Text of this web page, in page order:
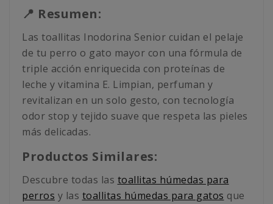
📍 Resumen:
Las toallitas Inodorina Senior cuidan el pelaje
de tu perro o gato mayor con una fórmula de
triple acción enriquecida con proteínas de
leche y vitamina E. Limpian, perfuman y
revitalizan en un solo gesto, con tecnología
odor stop y tejido suave que respeta las pieles
más delicadas.
Productos Similares:
Descubre todas las toallitas húmedas para
perros y las toallitas húmedas para gatos que